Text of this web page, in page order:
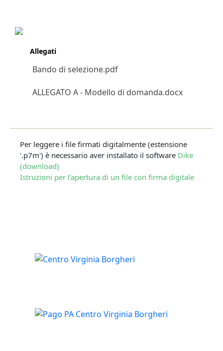
Allegati
Bando di selezione.pdf
ALLEGATO A - Modello di domanda.docx
Per leggere i file firmati digitalmente (estensione
'.p7m') è necessario aver installato il software Dike
(download)
Istruzioni per l'apertura di un file con firma digitale